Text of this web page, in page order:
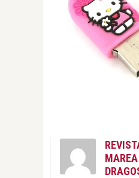
MAREA